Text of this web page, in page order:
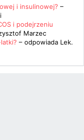
i insulinowej? –
i podejrzeniu
Marzec
– odpowiada Lek.